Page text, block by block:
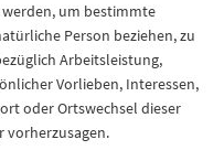
um bestimmte
Person beziehen, zu
Arbeitsleistung,
Vorlieben, Interessen,
oder Ortswechsel dieser
vorherzusagen.